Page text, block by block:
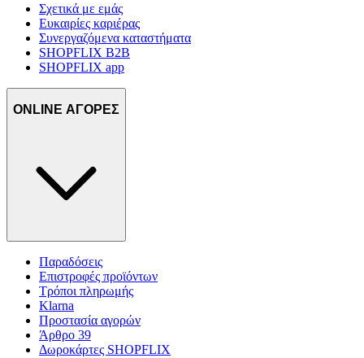
Σχετικά με εμάς
Ευκαιρίες καριέρας
Συνεργαζόμενα καταστήματα
SHOPFLIX B2B
SHOPFLIX app
ONLINE ΑΓΟΡΕΣ
Παραδόσεις
Επιστροφές προϊόντων
Τρόποι πληρωμής
Klarna
Προστασία αγορών
Άρθρο 39
Δωροκάρτες SHOPFLIX